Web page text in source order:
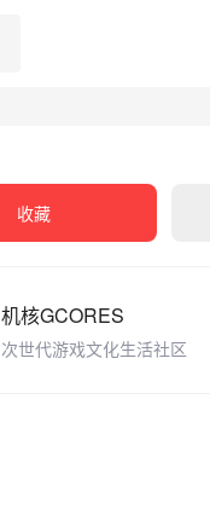
收藏
机核GCORES
次世代游戏文化生活社区